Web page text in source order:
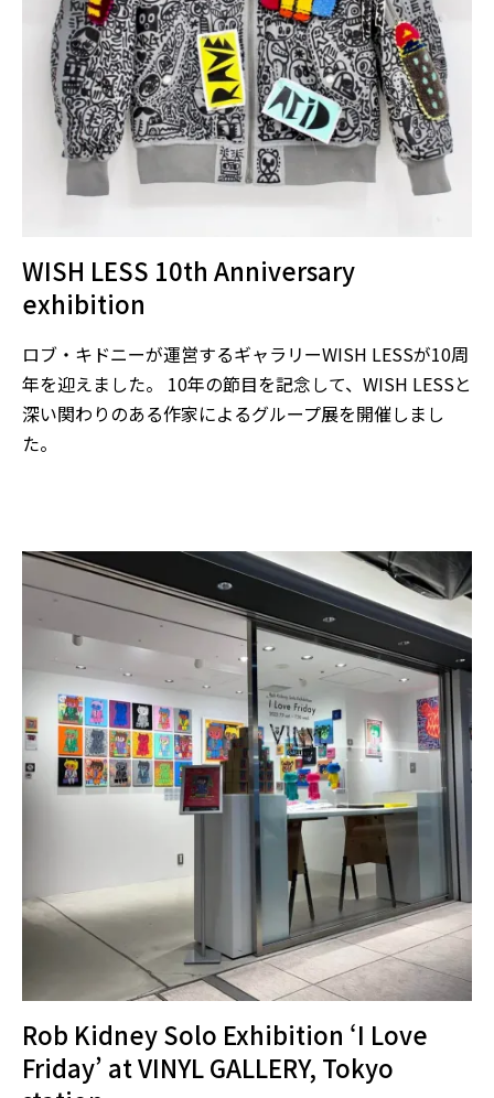
WISH LESS 10th Anniversary
exhibition
ロブ・キドニーが運営するギャラリーWISH LESSが10周
年を迎えました。 10年の節目を記念して、WISH LESSと
深い関わりのある作家によるグループ展を開催しまし
た。
Rob Kidney Solo Exhibition ‘I Love
Friday’ at VINYL GALLERY, Tokyo